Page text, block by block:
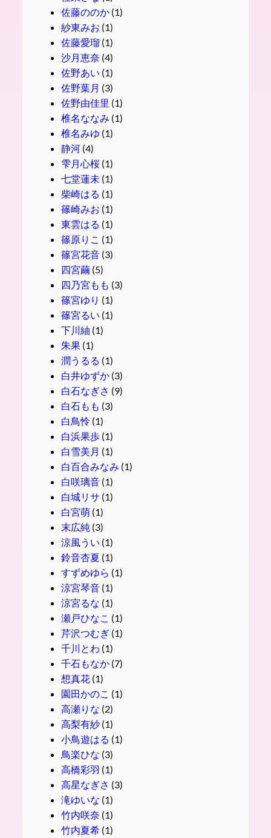
佐藤ののか(1)
紗東みお (1)
佐藤愛瑠(1)
沙月恵奈 (4)
佐野あい (1)
佐野葉月 (3)
佐野由佳里 (1)
椎名ななみ (1)
椎名みゆ (1)
静河(4)
雫月心桜(1)
七堂蓮未 (1)
柴崎はる (1)
篠崎みお (1)
東雲はる (1)
篠原りこ (1)
篠宮花音(3)
四宮繭(5)
四乃宮もも (3)
篠宮ゆり (1)
篠宮るい (1)
下川紬 (1)
朱果(1)
潤うるる (1)
白井ゆずか(3)
白石なぎさ (9)
白石もも (3)
白鳥怜(1)
白浜果歩(1)
白雪美月 (1)
白百合みなみ (1)
白咲璃音(1)
白城リサ (1)
白宮萌(1)
末広純(3)
涼風うい (1)
鈴音杏夏 (1)
すずめゆら (1)
涼宮琴音(1)
涼宮るな (1)
瀬戸ひなこ (1)
芹沢つむぎ(1)
千川とわ (1)
千石もなか(7)
想真花(1)
園田かのこ (1)
高瀬りな (2)
高梨有紗(1)
小鳥遊はる (1)
鳥楽ひな (3)
高橋彩羽 (1)
高星なぎさ (3)
滝ゆいな (1)
竹内咲奈 (1)
竹内夏希(1)